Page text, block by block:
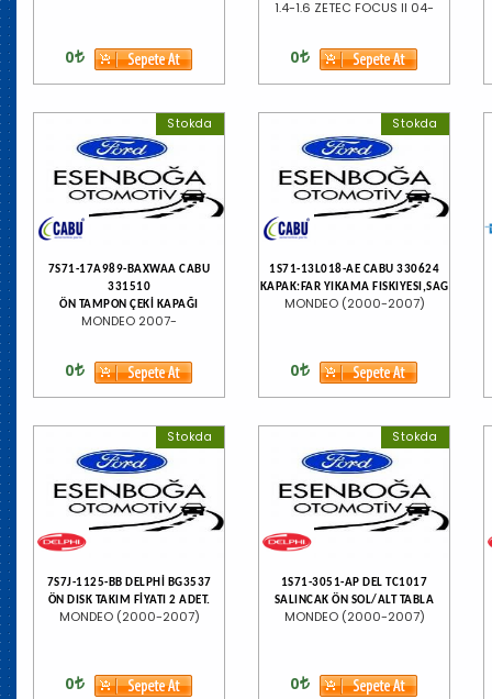
0
1.4-1.6 ZETEC FOCUS II 04-
0
Stokda
7S71-17A989-BAXWAA CABU
331510
ÖN TAMPON ÇEKİ KAPAĞI
MONDEO 2007-
0
Stokda
1S71-13L018-AE CABU 330624
KAPAK:FAR YIKAMA FISKIYESI,SAG
MONDEO (2000-2007)
0
Stokda
7S7J-1125-BB DELPHİ BG3537
ÖN DISK TAKIM FİYATI 2 ADET.
MONDEO (2000-2007)
0
Stokda
1S71-3051-AP DEL TC1017
SALINCAK ÖN SOL/ALT TABLA
MONDEO (2000-2007)
0